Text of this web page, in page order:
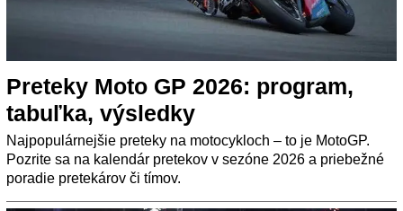
Preteky Moto GP 2026: program,
tabuľka, výsledky
Najpopulárnejšie preteky na motocykloch – to je MotoGP.
Pozrite sa na kalendár pretekov v sezóne 2026 a priebežné
poradie pretekárov či tímov.